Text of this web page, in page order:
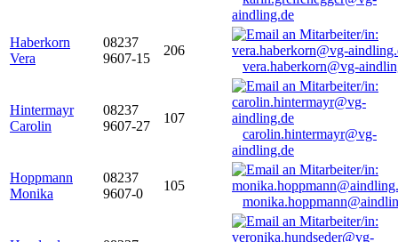
aindling.de
Haberkorn
Vera
08237
9607-15
206
vera.haberkorn@vg-
Hintermayr
Carolin
08237
9607-27
107
carolin.hintermayr@vg-
aindling.de
Hoppmann
Monika
08237
9607-0
105